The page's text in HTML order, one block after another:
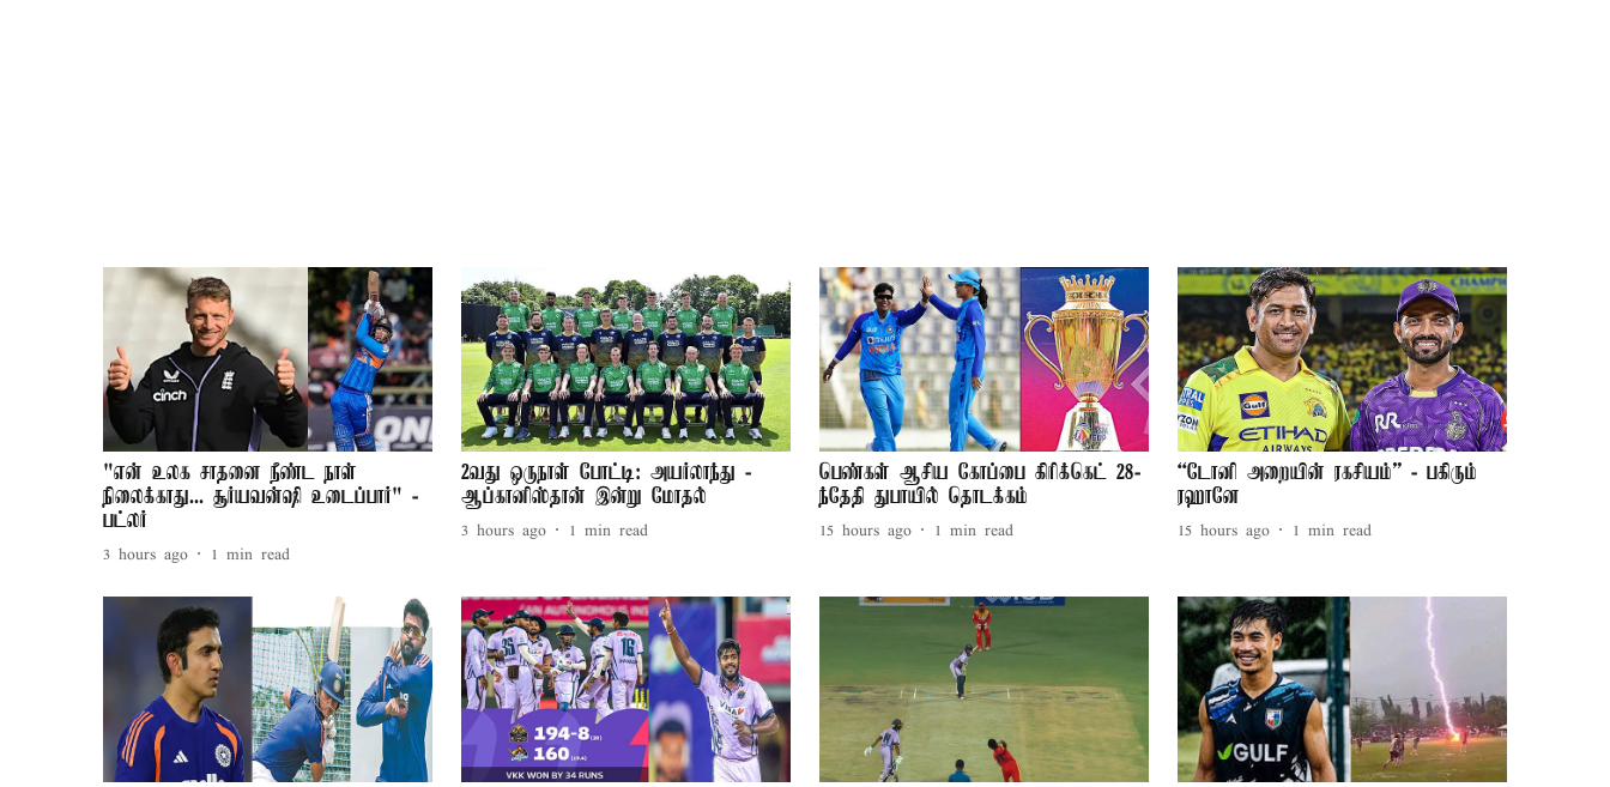
"என் உலக சாதனை நீண்ட நாள்
நிலைக்காது... சூர்யவன்ஷி உடைப்பார்" -
பட்லர்
3 hours ago 1 min read
2வது ஒருநாள் போட்டி: அயர்லாந்து -
ஆப்கானிஸ்தான் இன்று மோதல்
3 hours ago 1 min read
பெண்கள் ஆசிய கோப்பை கிரிக்கெட் 28-
ந்தேதி துபாயில் தொடக்கம்
15 hours ago 1 min read
“டோனி அறையின் ரகசியம்” - பகிரும்
ரஹானே
15 hours ago 1 min read